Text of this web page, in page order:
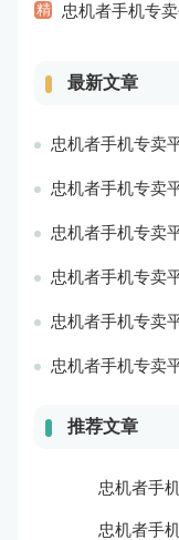
精 忠机者手机专
最新文章
忠机者手机专卖平台：智能手
忠机者手机专卖平台：社
忠机者手机专卖平
忠机者手机专卖平
忠机者手机专卖平台：
忠机者手机专卖
推荐文章